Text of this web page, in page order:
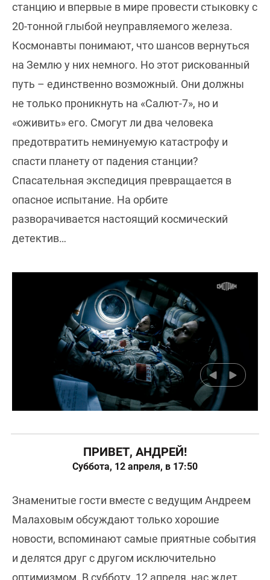
станцию и впервые в мире провести стыковку с
20-тонной глыбой неуправляемого железа.
Космонавты понимают, что шансов вернуться
на Землю у них немного. Но этот рискованный
путь – единственно возможный. Они должны
не только проникнуть на «Салют-7», но и
«оживить» его. Смогут ли два человека
предотвратить неминуемую катастрофу и
спасти планету от падения станции?
Спасательная экспедиция превращается в
опасное испытание. На орбите
разворачивается настоящий космический
детектив…
ПРИВЕТ, АНДРЕЙ!
Суббота, 12 апреля, в 17:50
Знаменитые гости вместе с ведущим Андреем
Малаховым обсуждают только хорошие
новости, вспоминают самые приятные события
и делятся друг с другом исключительно
оптимизмом. В субботу, 12 апреля, нас ждет